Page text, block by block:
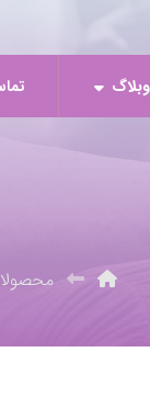
وبلاگ